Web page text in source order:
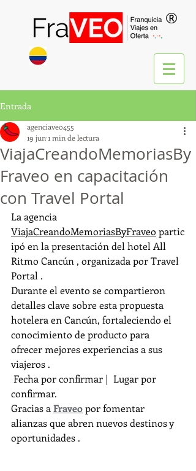
®
Entrada
ViajaCreandoMemoriasBy
Fraveo en capacitación
con Travel Portal
agenciaveo455
19 jun1 min de lectura
La agencia
ViajaCreandoMemoriasByFraveo partic
ipó en la presentación del hotel All
Ritmo Cancún , organizada por Travel
Portal .
Durante el evento se compartieron
detalles clave sobre esta propuesta
hotelera en Cancún, fortaleciendo el
conocimiento de producto para
ofrecer mejores experiencias a sus
viajeros .
Fecha por confirmar |  Lugar por
confirmar.
Gracias a Fraveo por fomentar
alianzas que abren nuevos destinos y
oportunidades .